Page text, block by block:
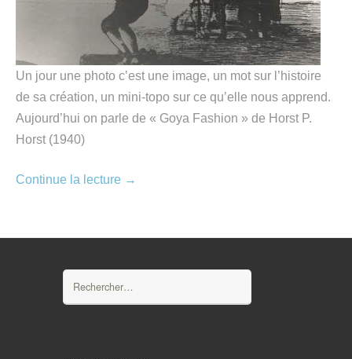
Un jour une photo c’est une image, un mot sur l’histoire
de sa création, un mini-topo sur ce qu’elle nous apprend.
Aujourd’hui on parle de « Goya Fashion » de Horst P.
Horst (1940)
Continue la lecture →